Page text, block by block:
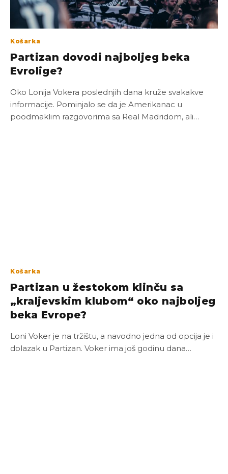
Košarka
Partizan dovodi najboljeg beka
Evrolige?
Oko Lonija Vokera poslednjih dana kruže svakakve
informacije. Pominjalo se da je Amerikanac u
poodmaklim razgovorima sa Real Madridom, ali…
Košarka
Partizan u žestokom klinču sa
„kraljevskim klubom“ oko najboljeg
beka Evrope?
Loni Voker je na tržištu, a navodno jedna od opcija je i
dolazak u Partizan. Voker ima još godinu dana…